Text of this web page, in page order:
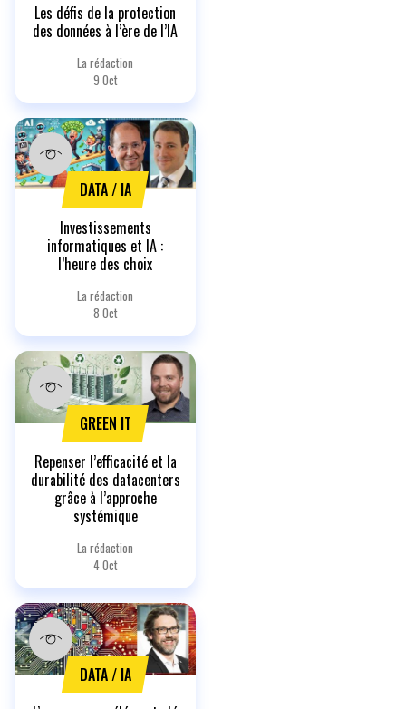
Les défis de la protection
des données à l’ère de l’IA
La rédaction
9 Oct
DATA / IA
Investissements
informatiques et IA :
l’heure des choix
La rédaction
8 Oct
GREEN IT
Repenser l’efficacité et la
durabilité des datacenters
grâce à l’approche
systémique
La rédaction
4 Oct
DATA / IA